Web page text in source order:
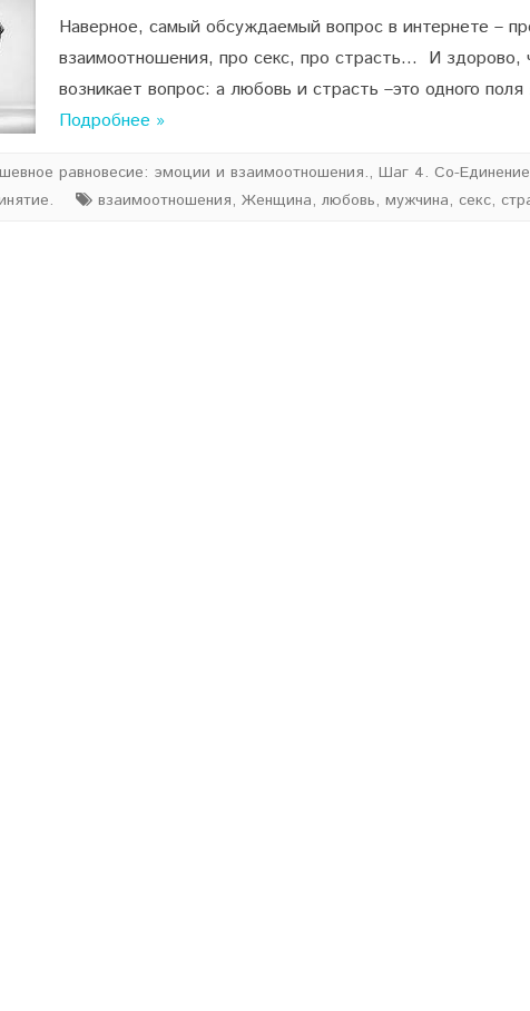
Наверное, самый обсуждаемый вопрос в интернете –
взаимоотношения, про секс, про страсть… И здорово,
возникает вопрос: а любовь и страсть –это одного
Подробнее »
равновесие: эмоции и взаимоотношения., Шаг 4. Со-
взаимоотношения, Женщина, любовь, мужчина, секс,